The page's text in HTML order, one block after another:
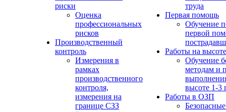
риски
Оценка
профессиональных
рисков
Производственный
контроль
Измерения в
рамках
производственного
контроля,
измерения на
границе СЗЗ
труда
Первая помощь
Обучение
первой
Работы на высоте
Обучение
методам и
высоте 1-3
Работы в ОЗП